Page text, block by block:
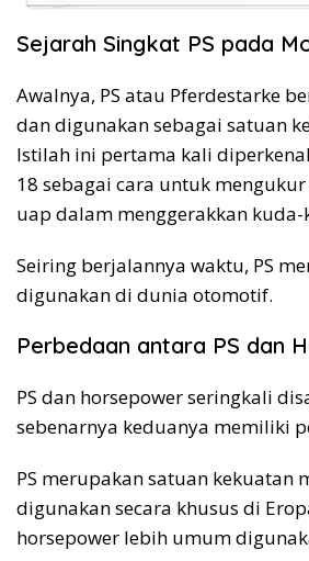
Sejarah Singkat PS pada
Awalnya, PS atau Pferdestarke
dan digunakan sebagai satuan
Istilah ini pertama kali
18 sebagai cara untuk
uap dalam menggerakkan kuda-
Seiring berjalannya waktu, PS
digunakan di dunia otomotif.
Perbedaan antara PS dan
PS dan horsepower seringkali
sebenarnya keduanya memiliki
PS merupakan satuan kekuatan
digunakan secara khusus di
horsepower lebih umum